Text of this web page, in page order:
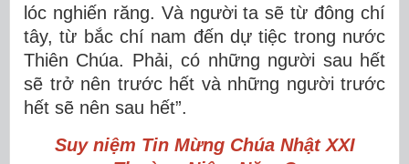
lóc nghiến răng. Và người ta sẽ từ đông chí
tây, từ bắc chí nam đến dự tiệc trong nước
Thiên Chúa. Phải, có những người sau hết
sẽ trở nên trước hết và những người trước
hết sẽ nên sau hết”.
Suy niệm Tin Mừng Chúa Nhật XXI